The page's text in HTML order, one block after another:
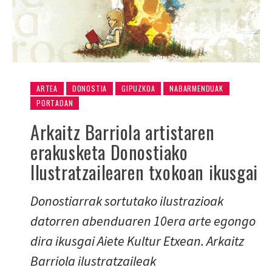
ARTEA DONOSTIA GIPUZKOA
NABARMENDUAK
PORTADAN
Arkaitz Barriola artistaren
erakusketa Donostiako
Ilustratzailearen txokoan ikusgai
Donostiarrak sortutako ilustrazioak
datorren abenduaren 10era arte egongo
dira ikusgai Aiete Kultur Etxean. Arkaitz
Barriola ilustratzaileak